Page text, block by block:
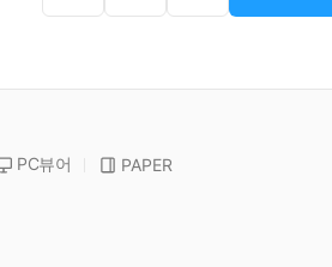
PC뷰어 PAPER